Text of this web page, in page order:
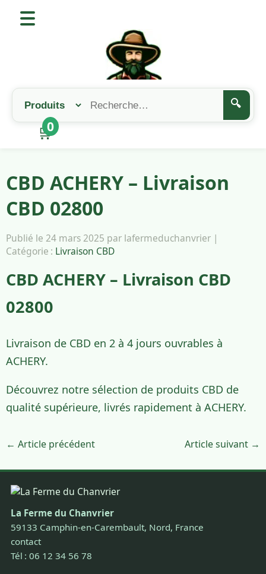
🔍
🛒
0
CBD ACHERY – Livraison
CBD 02800
Publié le 24 mars 2025 par lafermeduchanvrier |
Catégorie : Livraison CBD
CBD ACHERY – Livraison CBD
02800
Livraison de CBD en 2 à 4 jours ouvrables à
ACHERY.
Découvrez notre sélection de produits CBD de
qualité supérieure, livrés rapidement à ACHERY.
← Article précédent Article suivant →
La Ferme du Chanvrier
59133 Camphin-en-Carembault, Nord, France
contact
Tél : 06 12 34 56 78